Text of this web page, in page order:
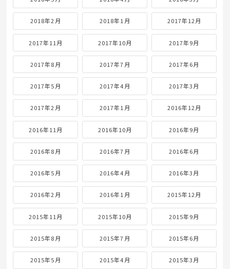
2018年2月 2018年1月 2017年12月
2017年11月 2017年10月 2017年9月
2017年8月 2017年7月 2017年6月
2017年5月 2017年4月 2017年3月
2017年2月 2017年1月 2016年12月
2016年11月 2016年10月 2016年9月
2016年8月 2016年7月 2016年6月
2016年5月 2016年4月 2016年3月
2016年2月 2016年1月 2015年12月
2015年11月 2015年10月 2015年9月
2015年8月 2015年7月 2015年6月
2015年5月 2015年4月 2015年3月